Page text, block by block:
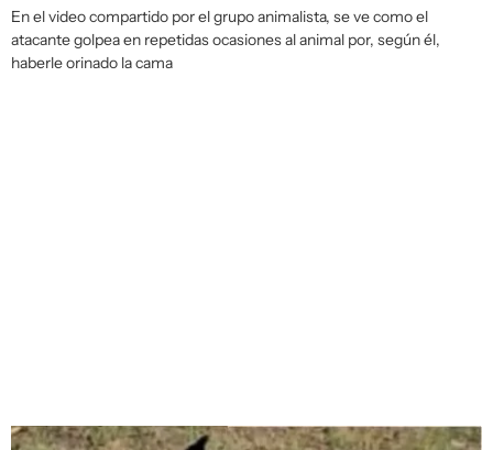
En el video compartido por el grupo animalista, se ve como el
atacante golpea en repetidas ocasiones al animal por, según él,
haberle orinado la cama